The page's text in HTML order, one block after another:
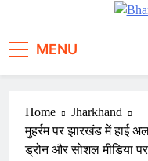
MENU
Home
Jharkhand
मुहर्रम पर झारखंड में हाई
ड्रोन और सोशल मीडिया